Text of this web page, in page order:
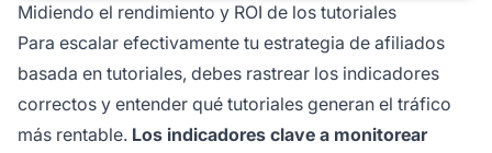
Midiendo el rendimiento y ROI de los tutoriales
Para escalar efectivamente tu estrategia de afiliados
basada en tutoriales, debes rastrear los indicadores
correctos y entender qué tutoriales generan el tráfico
más rentable. Los indicadores clave a monitorear